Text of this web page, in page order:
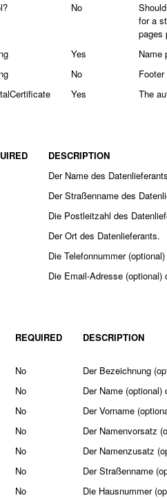
No
for a
pages
Yes
Name
No
Yes The
DESCRIPTION
Der Name des
Der Straßenname des
Die Postleitzahl des
Der Ort des Datenlieferants.
Die Telefonnummer
Die Email-Adresse (optional)
REQUIRED DESCRIPTION
No
Der Bezeichnung
No
Der Name (optional)
No
Der Vorname
No
Der Namenvorsatz
No
Der Namenzusatz
No
Der Straßenname
No
Die Hausnummer